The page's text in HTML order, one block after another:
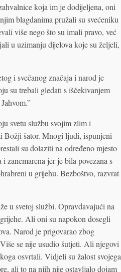
koja im je dodijeljena, oni
blagdanima pružali su svećeniku
više nego što su imali pravo, već
u uzimanju dijelova koje su željeli,
i svečanog značaja i narod je
su trebali gledati s iščekivanjem
svetu službu svojim zlim i
Božji šator. Mnogi ljudi, ispunjeni
su dolaziti na određeno mjesto
zanemarena jer je bila povezana s
u grijehu. Bezboštvo, razvrat
u svetoj službi. Opravdavajući na
Ali oni su napokon dosegli
Narod je prigovarao zbog
se nije usudio šutjeti. Ali njegovi
osvrtali. Vidjeli su žalost svojega
ali to na njih nije ostavljalo dojam